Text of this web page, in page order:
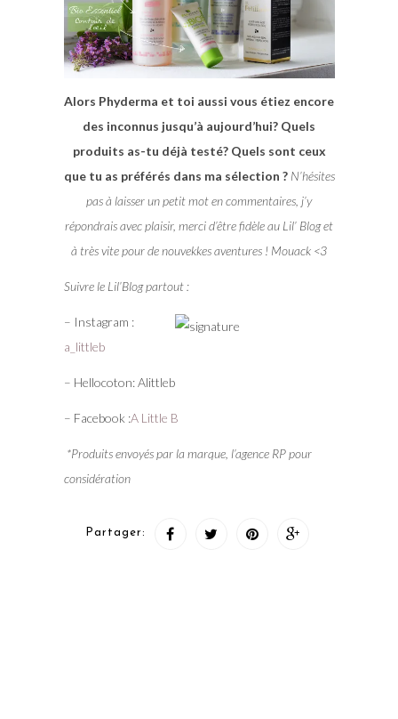
Alors Phyderma et toi aussi vous étiez encore
des inconnus jusqu’à aujourd’hui? Quels
produits as-tu déjà testé? Quels sont ceux
que tu as préférés dans ma sélection ? N’hésites
pas à laisser un petit mot en commentaires, j’y
répondrais avec plaisir, merci d’être fidèle au Lil’ Blog et
à très vite pour de nouvekkes aventures ! Mouack <3
Suivre le Lil’Blog partout :
– Instagram :
a_littleb
– Hellocoton: Alittleb
– Facebook :A Little B
*Produits envoyés par la marque, l’agence RP pour
considération
Partager: